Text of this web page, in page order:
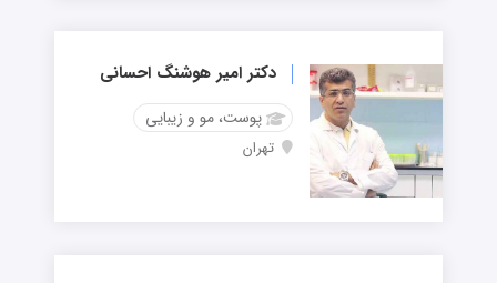
دکتر امیر هوشنگ احسانی
پوست، مو و زیبایی
تهران